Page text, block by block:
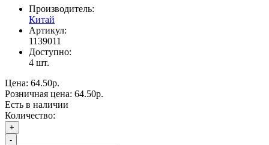
Производитель:
Китай
Артикул:
1139011
Доступно:
4 шт.
Цена: 64.50р.
Розничная цена: 64.50р.
Есть в наличии
Количество:
+
-